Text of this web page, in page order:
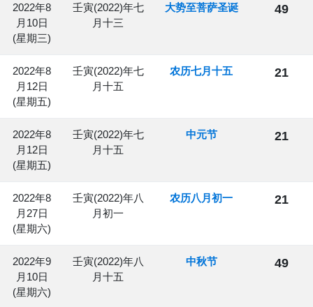
2022年8
月10日
(星期三)
壬寅(2022)年七
月十三
大势至菩萨圣诞 49
2022年8
月12日
(星期五)
壬寅(2022)年七
月十五
农历七月十五 21
2022年8
月12日
(星期五)
壬寅(2022)年七
月十五
中元节 21
2022年8
月27日
(星期六)
壬寅(2022)年八
月初一
农历八月初一 21
2022年9
月10日
(星期六)
壬寅(2022)年八
月十五
中秋节 49